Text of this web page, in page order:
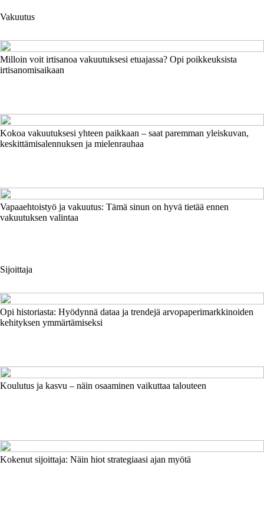
Vakuutus
Milloin voit irtisanoa vakuutuksesi etuajassa? Opi poikkeuksista
irtisanomisaikaan
Kokoa vakuutuksesi yhteen paikkaan – saat paremman yleiskuvan,
keskittämisalennuksen ja mielenrauhaa
Vapaaehtoistyö ja vakuutus: Tämä sinun on hyvä tietää ennen
vakuutuksen valintaa
Sijoittaja
Opi historiasta: Hyödynnä dataa ja trendejä arvopaperimarkkinoiden
kehityksen ymmärtämiseksi
Koulutus ja kasvu – näin osaaminen vaikuttaa talouteen
Kokenut sijoittaja: Näin hiot strategiaasi ajan myötä